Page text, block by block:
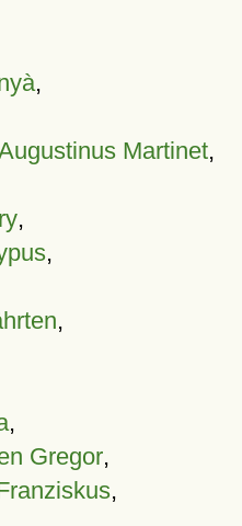
,
Martinet,
,
,
,
,
Gregor,
,